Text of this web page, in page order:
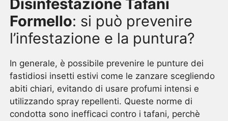
Disinfestazione Tafani
Formello: si può prevenire
l’infestazione e la puntura?
In generale, è possibile prevenire le punture dei
fastidiosi insetti estivi come le zanzare scegliendo
abiti chiari, evitando di usare profumi intensi e
utilizzando spray repellenti. Queste norme di
condotta sono inefficaci contro i tafani, perchè